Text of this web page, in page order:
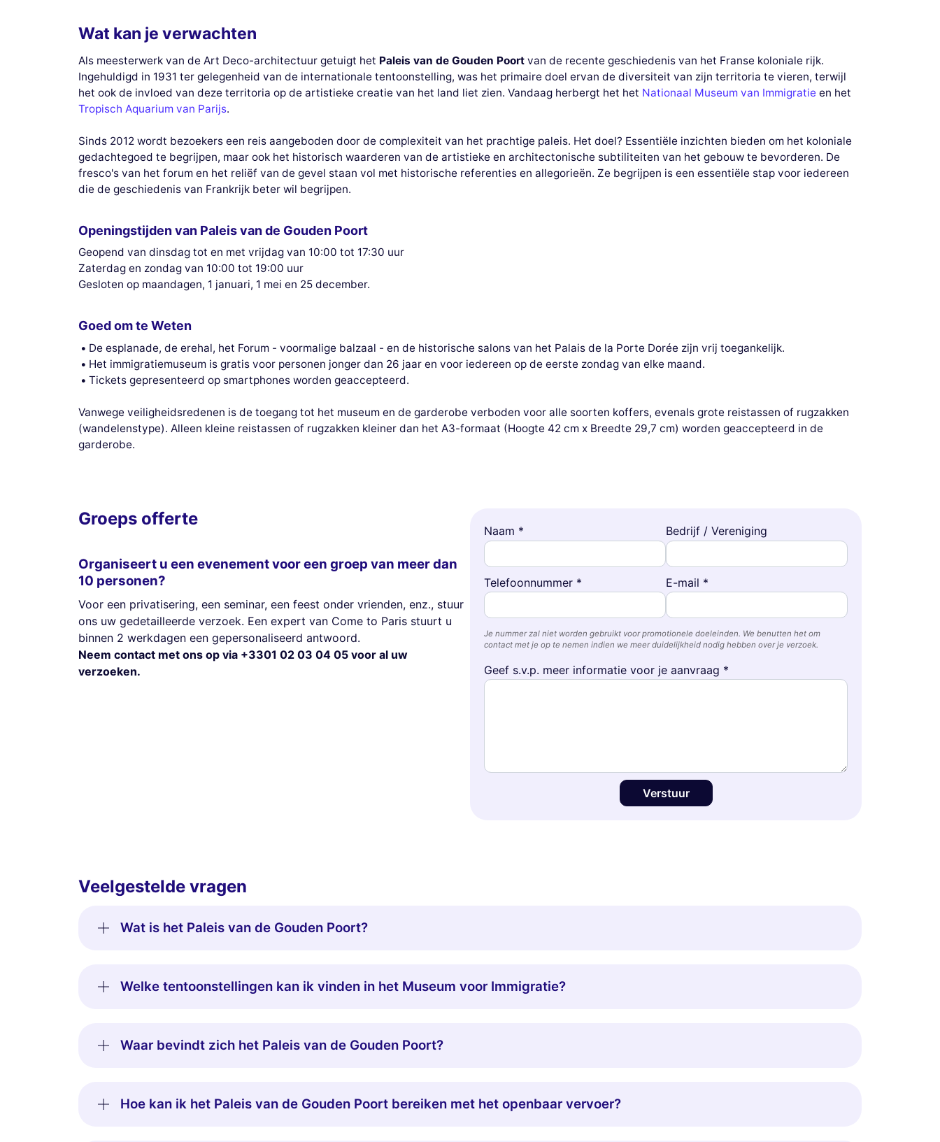
Wat kan je verwachten
Als meesterwerk van de Art Deco-architectuur getuigt het Paleis van de Gouden Poort van de recente geschiedenis van het Franse koloniale rijk.
Ingehuldigd in 1931 ter gelegenheid van de internationale tentoonstelling, was het primaire doel ervan de diversiteit van zijn territoria te vieren, terwijl
het ook de invloed van deze territoria op de artistieke creatie van het land liet zien. Vandaag herbergt het het Nationaal Museum van Immigratie en het
Tropisch Aquarium van Parijs.
Sinds 2012 wordt bezoekers een reis aangeboden door de complexiteit van het prachtige paleis. Het doel? Essentiële inzichten bieden om het koloniale
gedachtegoed te begrijpen, maar ook het historisch waarderen van de artistieke en architectonische subtiliteiten van het gebouw te bevorderen. De
fresco's van het forum en het reliëf van de gevel staan vol met historische referenties en allegorieën. Ze begrijpen is een essentiële stap voor iedereen
die de geschiedenis van Frankrijk beter wil begrijpen.
Openingstijden van Paleis van de Gouden Poort
Geopend van dinsdag tot en met vrijdag van 10:00 tot 17:30 uur
Zaterdag en zondag van 10:00 tot 19:00 uur
Gesloten op maandagen, 1 januari, 1 mei en 25 december.
Goed om te Weten
De esplanade, de erehal, het Forum - voormalige balzaal - en de historische salons van het Palais de la Porte Dorée zijn vrij toegankelijk.
Het immigratiemuseum is gratis voor personen jonger dan 26 jaar en voor iedereen op de eerste zondag van elke maand.
Tickets gepresenteerd op smartphones worden geaccepteerd.
Vanwege veiligheidsredenen is de toegang tot het museum en de garderobe verboden voor alle soorten koffers, evenals grote reistassen of rugzakken
(wandelenstype). Alleen kleine reistassen of rugzakken kleiner dan het A3-formaat (Hoogte 42 cm x Breedte 29,7 cm) worden geaccepteerd in de
garderobe.
Groeps offerte
Organiseert u een evenement voor een groep van meer dan
10 personen?
Voor een privatisering, een seminar, een feest onder vrienden, enz., stuur
ons uw gedetailleerde verzoek. Een expert van Come to Paris stuurt u
binnen 2 werkdagen een gepersonaliseerd antwoord.
Neem contact met ons op via +3301 02 03 04 05 voor al uw
verzoeken.
Naam * Bedrijf / Vereniging
Telefoonnummer * E-mail *
Je nummer zal niet worden gebruikt voor promotionele doeleinden. We benutten het om
contact met je op te nemen indien we meer duidelijkheid nodig hebben over je verzoek.
Geef s.v.p. meer informatie voor je aanvraag *
Verstuur
Veelgestelde vragen
Wat is het Paleis van de Gouden Poort?
Welke tentoonstellingen kan ik vinden in het Museum voor Immigratie?
Waar bevindt zich het Paleis van de Gouden Poort?
Hoe kan ik het Paleis van de Gouden Poort bereiken met het openbaar vervoer?